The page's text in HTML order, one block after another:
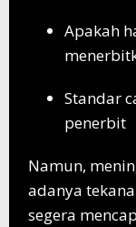
Apakah
Standar
penerbit
Namun,
adanya
segera